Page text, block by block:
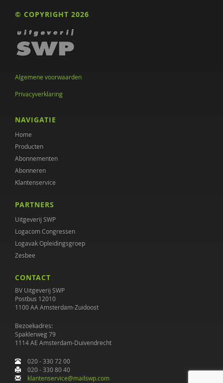
© COPYRIGHT 2026
Algemene voorwaarden
Privacyverklaring
NAVIGATIE
Home
Producten
Abonnementen
Abonneren
Klantenservice
PARTNERS
Uitgeverij SWP
Logacom Congressen
Logavak Opleidingsgroep
Zesbee
CONTACT
BV Uitgeverij SWP
Postbus 12010
1100 AA Amsterdam-Zuidoost
Bezoekadres:
Spaklerweg 79
1114 AE Amsterdam-Duivendrecht
020 - 330 72 00
020 - 330 80 40
klantenservice@mailswp.com